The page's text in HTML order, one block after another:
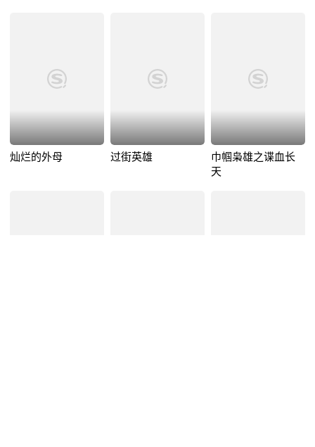
灿烂的外母 过街英雄
巾帼枭雄之谍血长
天